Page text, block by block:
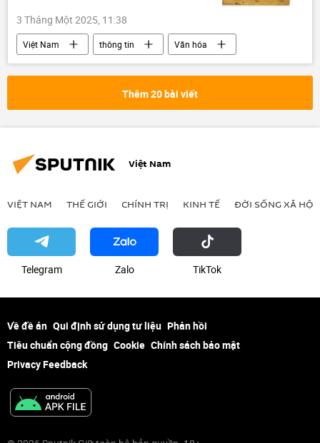
3 Tháng Một 2025, 11:38
Việt Nam thông tin
Văn hóa
Bộ Văn hóa Thể thao và Du lịch
Thêm 20 bài viết
Việt Nam
VIỆT NAM THẾ GIỚI CHÍNH TRỊ KINH TẾ ĐỜI SỐNG XÃ HỘI
Telegram Zalo ТikТоk
Về đề án Qui định sử dụng tư liệu Phản hồi
Tiêu chuẩn cộng đồng Cookie Chính sách bảo mật
Privacy Feedback